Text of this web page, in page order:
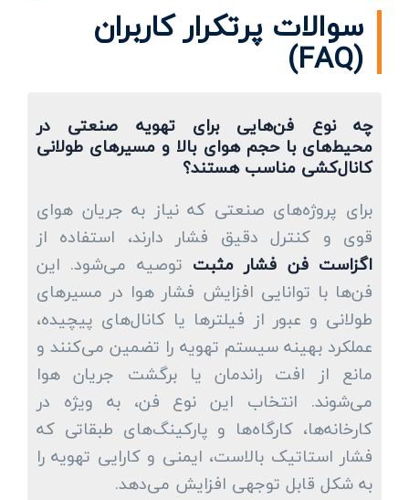
سوالات پرتکرار کاربران
(FAQ)
چه نوع فن‌هایی برای تهویه صنعتی در
محیط‌های با حجم هوای بالا و مسیرهای طولانی
کانال‌کشی مناسب هستند؟
برای پروژه‌های صنعتی که نیاز به جریان هوای
قوی و کنترل دقیق فشار دارند، استفاده از
اگزاست فن فشار مثبت توصیه می‌شود. این
فن‌ها با توانایی افزایش فشار هوا در مسیرهای
طولانی و عبور از فیلترها یا کانال‌های پیچیده،
عملکرد بهینه سیستم تهویه را تضمین می‌کنند و
مانع از افت راندمان یا برگشت جریان هوا
می‌شوند. انتخاب این نوع فن، به ویژه در
کارخانه‌ها، کارگاه‌ها و پارکینگ‌های طبقاتی که
فشار استاتیک بالاست، ایمنی و کارایی تهویه را
به شکل قابل توجهی افزایش می‌دهد.